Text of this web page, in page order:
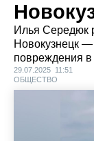
Илья Середюк
Новокузнецк
повреждения в
29.07.2025 11:51
ОБЩЕСТВО